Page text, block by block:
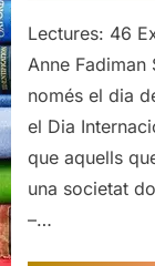
Lectures: 46
Anne
només el dia
el Dia
que aquells
una societat
–…